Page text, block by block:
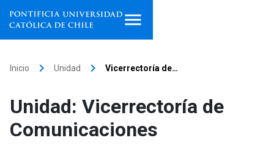
Facultades, escuelas e
institutos
Inicio keyboard_arrow_right Unidad keyboard_arrow_right Vicerrectoría de…
Unidad: Vicerrectoría de
Comunicaciones